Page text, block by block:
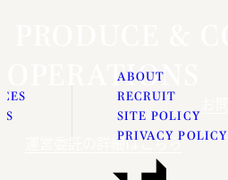
OPERATIONS
運営委託の詳細はこちら
ABOUT
RECRUIT
SITE POLICY
PRIVACY POLICY